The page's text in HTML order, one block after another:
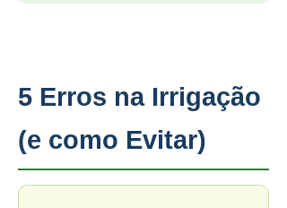
5 Erros na Irrigação
(e como Evitar)